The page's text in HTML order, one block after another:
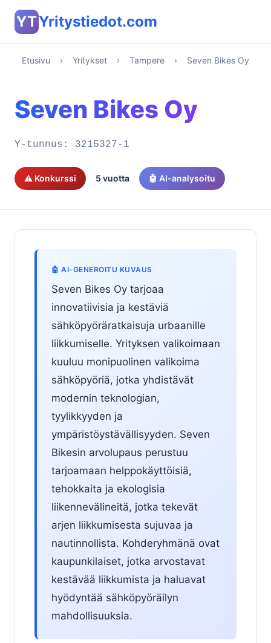
YTYritystiedot.com
Etusivu › Yritykset › Tampere › Seven Bikes Oy
Seven Bikes Oy
Y-tunnus: 3215327-1
⚠️ Konkurssi 5 vuotta 🤖 AI-analysoitu
🤖 AI-GENEROITU KUVAUS
Seven Bikes Oy tarjoaa
innovatiivisia ja kestäviä
sähköpyöräratkaisuja urbaanille
liikkumiselle. Yrityksen valikoimaan
kuuluu monipuolinen valikoima
sähköpyöriä, jotka yhdistävät
modernin teknologian,
tyylikkyyden ja
ympäristöystävällisyyden. Seven
Bikesin arvolupaus perustuu
tarjoamaan helppokäyttöisiä,
tehokkaita ja ekologisia
liikennevälineitä, jotka tekevät
arjen liikkumisesta sujuvaa ja
nautinnollista. Kohderyhmänä ovat
kaupunkilaiset, jotka arvostavat
kestävää liikkumista ja haluavat
hyödyntää sähköpyöräilyn
mahdollisuuksia.